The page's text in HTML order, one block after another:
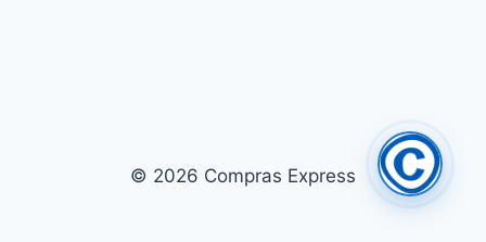
© 2026 Compras Express